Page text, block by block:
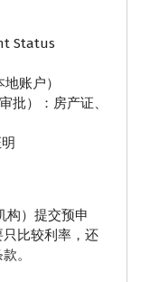
Status
账户）
批）：房产证、
构）提交预申
比较利率，还
。